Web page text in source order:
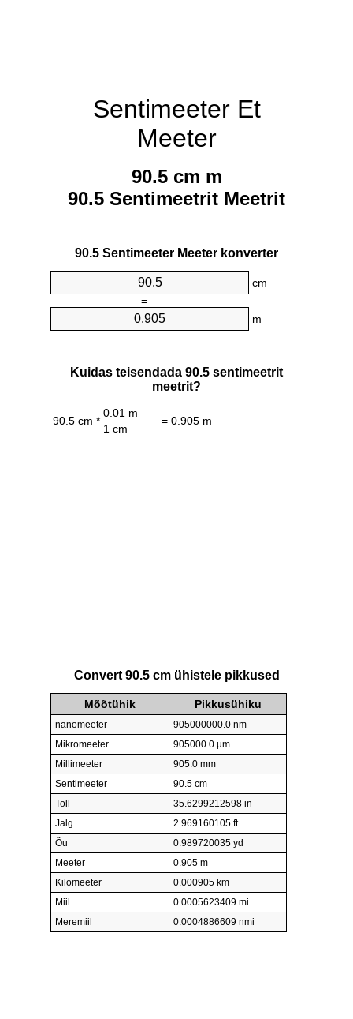
Sentimeeter Et
Meeter
90.5 cm m
90.5 Sentimeetrit Meetrit
90.5 Sentimeeter Meeter konverter
cm
=
m
Kuidas teisendada 90.5 sentimeetrit
meetrit?
90.5 cm *
0.01 m
= 0.905 m
1 cm
Convert 90.5 cm ühistele pikkused
Mõõtühik Pikkusühiku
nanomeeter
905000000.0 nm
Mikromeeter
905000.0 µm
Millimeeter
905.0 mm
Sentimeeter
90.5 cm
Toll
35.6299212598 in
Jalg
2.969160105 ft
Õu
0.989720035 yd
Meeter
0.905 m
Kilomeeter
0.000905 km
Miil
0.0005623409 mi
Meremiil
0.0004886609 nmi